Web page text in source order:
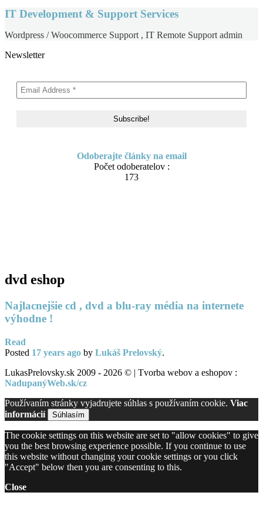
IT Development & Support Services
Wordpress / Woocommerce Support , IT Remote Support admin
Newsletter
Odoberajte články na email
Počet odoberatelov :
173
dvd eshop
Najlacnejšie cd , dvd a blu-ray média na internete
výhodne !
Read
Posted 17 years ago by Lukáš Prelovský.
LukasPrelovsky.sk 2009 - 2026 © | Tvorba webov a eshopov :
NadupanýWeb.sk/cz
Používaním stránky vyjadrujete súhlas s používaním cookie. Viac
informácií
Súhlasím
The cookie settings on this website are set to "allow cookies" to give
you the best browsing experience possible. If you continue to use
this website without changing your cookie settings or you click
"Accept" below then you are consenting to this.
Close